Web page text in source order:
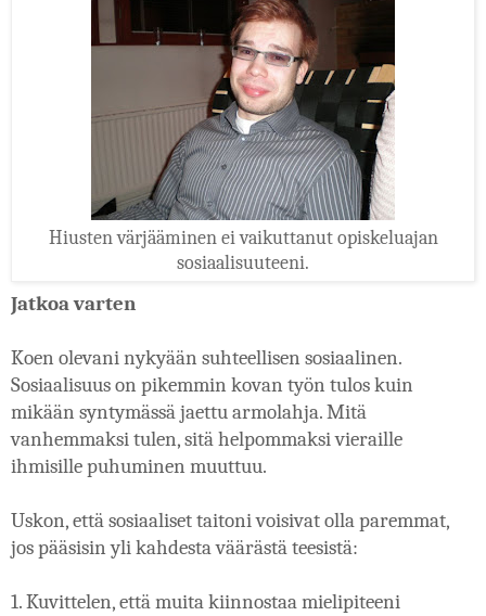
Hiusten värjääminen ei vaikuttanut opiskeluajan
sosiaalisuuteeni.
Jatkoa varten
Koen olevani nykyään suhteellisen sosiaalinen.
Sosiaalisuus on pikemmin kovan työn tulos kuin
mikään syntymässä jaettu armolahja. Mitä
vanhemmaksi tulen, sitä helpommaksi vieraille
ihmisille puhuminen muuttuu.
Uskon, että sosiaaliset taitoni voisivat olla paremmat,
jos pääsisin yli kahdesta väärästä teesistä:
1. Kuvittelen, että muita kiinnostaa mielipiteeni